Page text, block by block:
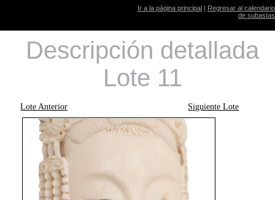
Ir a la página principal | Regresar al calendario
de subastas
Descripción detallada
Lote 11
Lote Anterior Siguiente Lote